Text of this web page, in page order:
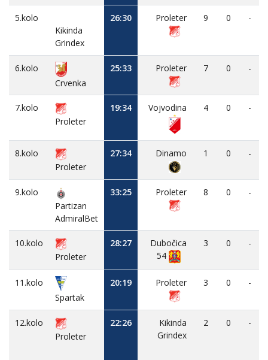
5.kolo
Kikinda
Grindex
26:30 Proleter 9 0 -
6.kolo
Crvenka
25:33 Proleter 7 0 -
7.kolo
Proleter
19:34 Vojvodina 4 0 -
8.kolo
Proleter
27:34 Dinamo 1 0 -
9.kolo
Partizan
AdmiralBet
33:25 Proleter 8 0 -
10.kolo
Proleter
28:27
Dubočica
54
3 0 -
11.kolo
Spartak
20:19 Proleter 3 0 -
12.kolo
Proleter
22:26
Kikinda
Grindex
2 0 -